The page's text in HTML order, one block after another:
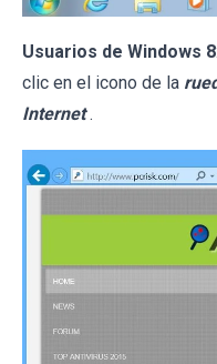
Usuarios de Windows 8
clic en el icono de la
Internet .